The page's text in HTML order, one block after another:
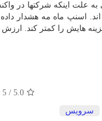
علت اینکه شرکتها در
اند. اسنپ ماه مه
را کمتر کند. ارزش سهام اسنپ
5.0
/ 5
سرویس